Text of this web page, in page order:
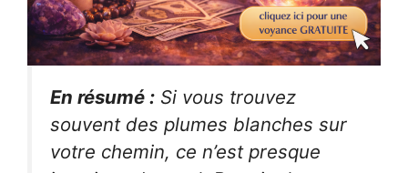
En résumé : Si vous trouvez
souvent des plumes blanches sur
votre chemin, ce n’est presque